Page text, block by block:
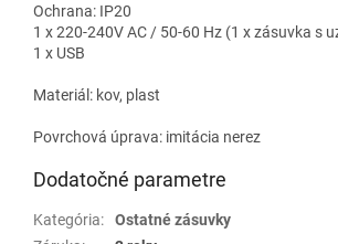
Ochrana: IP20
1 x 220-240V AC / 50-60 Hz (1 x zásuvka s
1 x USB
Materiál: kov, plast
Povrchová úprava: imitácia nerez
Dodatočné parametre
Kategória:
Ostatné zásuvky